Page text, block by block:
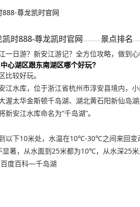
尊龙凯时官网
时888-尊龙凯时官网 景点排名
888-尊龙凯时官网
新安江游记-www.尊龙凯时888
一日游？新安江游记？全方位攻略，做到
心湖区跟东南湖区哪个好玩?
比较好玩。
江水库，位于浙江省杭州市淳安县境内，
渥太华金斯顿千岛湖、湖北黄石阳新仙岛
新安江水库命名为“千岛湖”。
以下10米处，水温在10℃-30℃之间来回
显著，从水面到25米都为10℃，从水深25
度百科—千岛湖